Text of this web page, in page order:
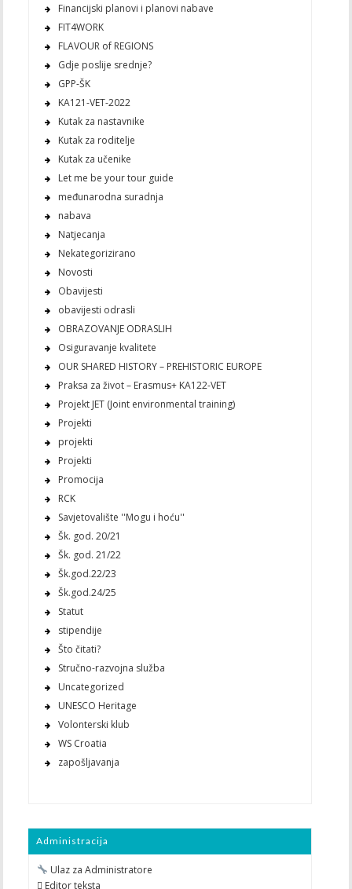
Financijski planovi i planovi nabave
FIT4WORK
FLAVOUR of REGIONS
Gdje poslije srednje?
GPP-ŠK
KA121-VET-2022
Kutak za nastavnike
Kutak za roditelje
Kutak za učenike
Let me be your tour guide
međunarodna suradnja
nabava
Natjecanja
Nekategorizirano
Novosti
Obavijesti
obavijesti odrasli
OBRAZOVANJE ODRASLIH
Osiguravanje kvalitete
OUR SHARED HISTORY – PREHISTORIC EUROPE
Praksa za život – Erasmus+ KA122-VET
Projekt JET (Joint environmental training)
Projekti
projekti
Projekti
Promocija
RCK
Savjetovalište ''Mogu i hoću''
Šk. god. 20/21
Šk. god. 21/22
Šk.god.22/23
Šk.god.24/25
Statut
stipendije
Što čitati?
Stručno-razvojna služba
Uncategorized
UNESCO Heritage
Volonterski klub
WS Croatia
zapošljavanja
Administracija
Ulaz za Administratore
 Editor teksta